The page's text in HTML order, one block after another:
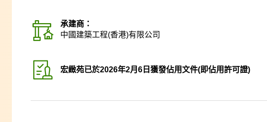
承建商：
中國建築工程(香港)有限公司
宏緻苑已於2026年2月6日獲發佔用文件(即佔用許可證)